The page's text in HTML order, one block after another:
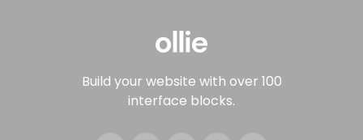
Build your website with over 100
interface blocks.